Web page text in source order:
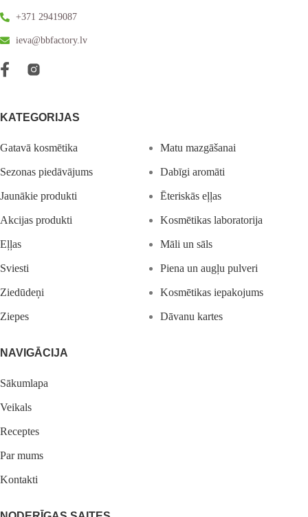
+371 29419087
ieva@bbfactory.lv
NAVIGĀCIJA
Sākumlapa
Veikals
Receptes
Par mums
Kontakti
KATEGORIJAS
Gatavā kosmētika
Sezonas piedāvājums
Jaunākie produkti
Akcijas produkti
Eļļas
Sviesti
Ziedūdeņi
Ziepes
Matu mazgāšanai
Dabīgi aromāti
Ēteriskās eļļas
Kosmētikas laboratorija
Māli un sāls
Piena un augļu pulveri
Kosmētikas iepakojums
Dāvanu kartes